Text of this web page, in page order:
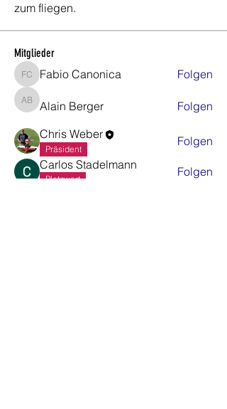
zum fliegen.
Mitglieder
Fabio Canonica
Fabio Canonica Folgen
Alain Berger
Alain Berger
Folgen
Chris Weber
Präsident
Folgen
Carlos Stadelmann
Platzwart
Folgen